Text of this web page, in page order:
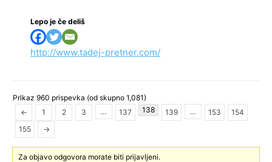
Lepo je če deliš
http://www.tadej-pretner.com/
Prikaz 960 prispevka (od skupno 1,081)
←
1 2 3 … 137 138 139 … 153
154
155
→
Za objavo odgovora morate biti prijavljeni.